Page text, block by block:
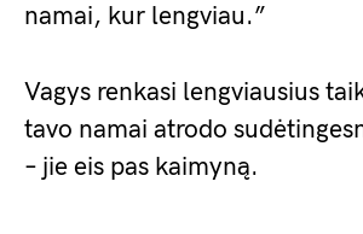
namai, kur lengviau.”
Vagys renkasi lengviausius
tavo namai atrodo
– jie eis pas kaimyną.